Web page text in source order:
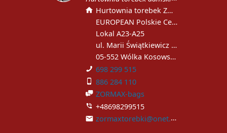
Hurtownia torebek ZORMAX
EUROPEAN Polskie Centrum Handlowe
Lokal A23-A25
ul. Marii Świątkiewicz 51
05-552 Wólka Kosowska
698 299 515
886 284 110
ZORMAX-bags
+48698299515
zormaxtorebki@onet.pl